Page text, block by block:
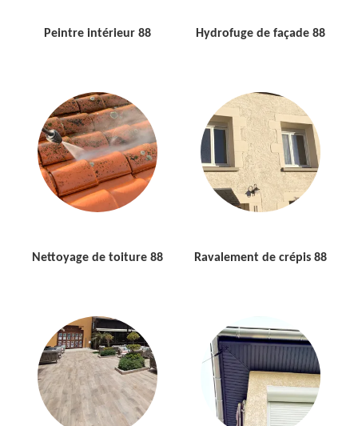
Peintre intérieur 88 Hydrofuge de façade 88
Nettoyage de toiture 88 Ravalement de crépis 88